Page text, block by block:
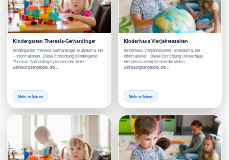
Kindergarten Theresia-Gerhardinger
Kindergarten Theresia-Gerhardinger, Mühldorf a. Inn
- Informationen Diese Einrichtung (Kindergarten
Theresia-Gerhardinger) ist eine der vielen
Betreuungsangebote, die …
Mehr erfahren
Kinderhaus Vierjahreszeiten
Kinderhaus Vierjahreszeiten, Mühldorf a. Inn -
Informationen Diese Einrichtung (Kinderhaus
Vierjahreszeiten) ist eine der vielen
Betreuungsangebote, die …
Mehr erfahren